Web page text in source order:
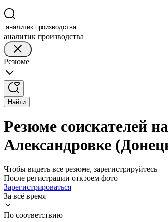
аналитик производства
Резюме
Найти
Резюме соискателей
Александровке
Чтобы видеть все резюме, зарегистрируйтесь
После регистрации откроем фото
Зарегистрироваться
За всё время
По соответствию